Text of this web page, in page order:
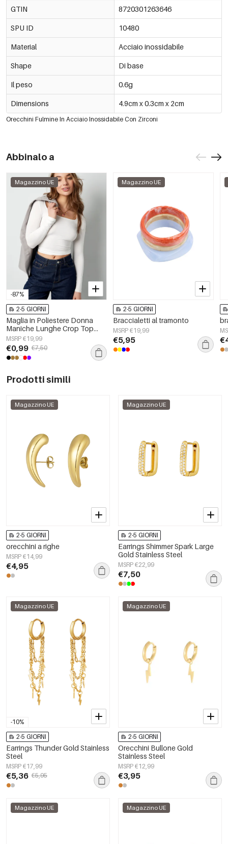
GTIN 8720301263646
SPU ID 10480
Material Acciaio inossidabile
Shape Di base
Il peso 0.6g
Dimensions 4.9cm x 0.3cm x 2cm
Orecchini Fulmine In Acciaio Inossidabile Con Zirconi
Abbinalo a
-87%
Magazzino UE
2-5 GIORNI
Maglia in Poliestere Donna
Maniche Lunghe Crop Top
Collo Quadrato Taglio
Bodycon
MSRP €19,99
€0,99 €7,50
Magazzino UE
2-5 GIORNI
Braccialetti al tramonto
MSRP €19,99
€5,95
Prodotti simili
Magazzino UE
2-5 GIORNI
orecchini a righe
MSRP €14,99
€4,95
Magazzino UE
2-5 GIORNI
Earrings Shimmer Spark Large
Gold Stainless Steel
MSRP €22,99
€7,50
-10%
Magazzino UE
2-5 GIORNI
Earrings Thunder Gold Stainless
Steel
MSRP €17,99
€5,36 €5,95
Magazzino UE
2-5 GIORNI
Orecchini Bullone Gold
Stainless Steel
MSRP €12,99
€3,95
Magazzino UE Magazzino UE